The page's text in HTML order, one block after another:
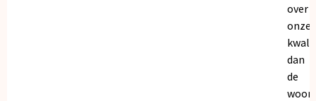
over
onze
dan
de